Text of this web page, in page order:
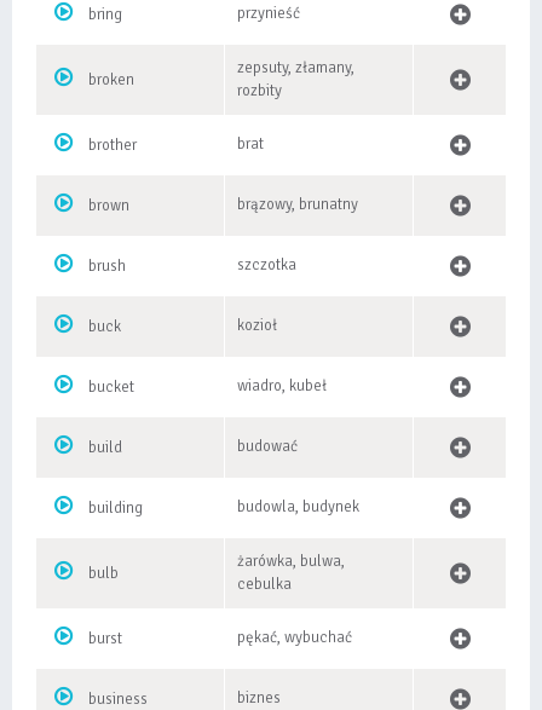
bring przynieść
broken
zepsuty, złamany,
rozbity
brother brat
brown brązowy, brunatny
brush szczotka
buck kozioł
bucket wiadro, kubeł
build budować
building budowla, budynek
bulb
żarówka, bulwa,
cebulka
burst pękać, wybuchać
business biznes